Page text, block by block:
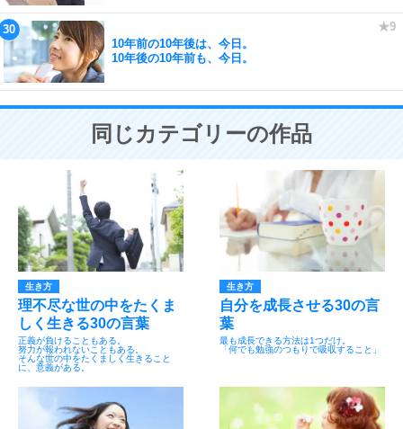
10年前の10年後は、今日。
10年後の10年前も、今日。
同じカテゴリーの作品
生き方
理不尽な世の中をたくま
しく生きる30の言葉
正義が負けることもある。
努力が報われないこともある。
そんな世の中をたくましく生きること
に、意義がある。
生き方
自分を成長させる30の言
葉
最も成長できる方法は1つだけ。
「何でも勉強のつもりで吸収すること」